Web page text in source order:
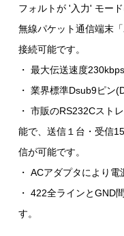
フォルトが '入力' モー
無線パケット通信端末
接続可能です。
・ 最大伝送速度
・ 業界標準Dsub9ピン
・ 市販のRS232Cスト
能で、送信１台・受信
信が可能です。
・ ACアダプタにより
・ 422全ラインとGND
す。